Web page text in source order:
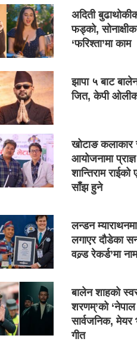
अदिती
फड्को,
‘फरिश्ता’मा काम
झापा ५ बाट
जित, केपी
खोटाङ कलाकार
आयोजनामा
शान्तिराम
साँझ हुने
लन्डन
लगाएर दौडेका
वल्र्ड रेकर्ड’मा
बालेन शाहको
शरणम्’को ‘नेपाल
सार्वजनिक, मेयर
गीत